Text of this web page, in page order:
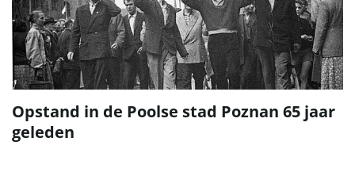
Opstand in de Poolse stad Poznan 65 jaar
geleden